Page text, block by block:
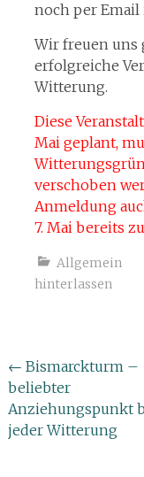
noch per
Wir freuen uns
erfolgreiche
Witterung.
Diese
Mai geplant,
verschoben
Anmeldung
7. Mai bereits
Allgemein
hinterlassen
← Bismarckturm –
beliebter
Anziehungspunkt
jeder Witterung